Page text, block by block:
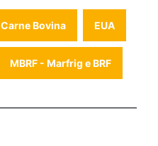
Carne Bovina EUA
MBRF - Marfrig e BRF